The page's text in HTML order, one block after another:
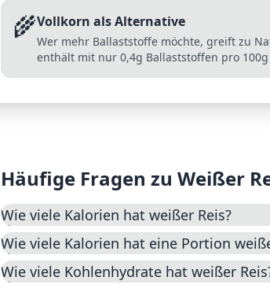
🌾Vollkorn als Alternative
Wer mehr Ballaststoffe möchte, greift zu
enthält mit nur 0,4g Ballaststoffen pro
Häufige Fragen zu Weißer
Wie viele Kalorien hat weißer Reis?
Wie viele Kalorien hat eine Portion
Wie viele Kohlenhydrate hat weißer